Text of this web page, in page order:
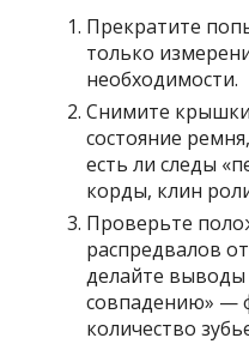
Прекратите
только
необходимости.
Снимите
состояние
есть ли следы
корды, клин
Проверьте
распредвалов
делайте
совпадению» —
количество